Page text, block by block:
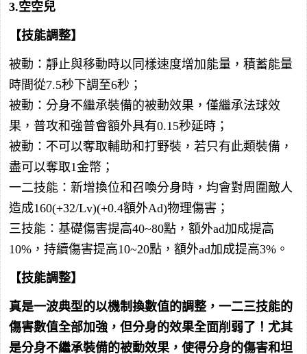
3.空空兒
【技能調整】
被動：靜止與移動時以同樣速度增加能量，積蓄能量
時間從7.5秒下調至6秒；
被動：分身不繼承裝備的被動效果，僅繼承法球效
果，普攻和強普會額外具有0.15秒延時；
被動：不可以奪取輔助和打野裝，若只有此類裝備，
盡可以奪取1金幣；
一二技能：新增換位和召喚分身時，均會對周圍敵人
造成160(+32/Lv)(+0.4額外Ad)物理傷害；
三技能：基礎傷害提高40~80點，額外ad加成提高
10%，持續傷害提高10~20點，額外ad加成提高3%。
【技能調整】
真是一波典型的以機制換數值的調整，一二三技能的
傷害數值全部加強，但分身的效果全面削弱了！尤其
是分身不繼承裝備的被動效果，使得分身的傷害和坦